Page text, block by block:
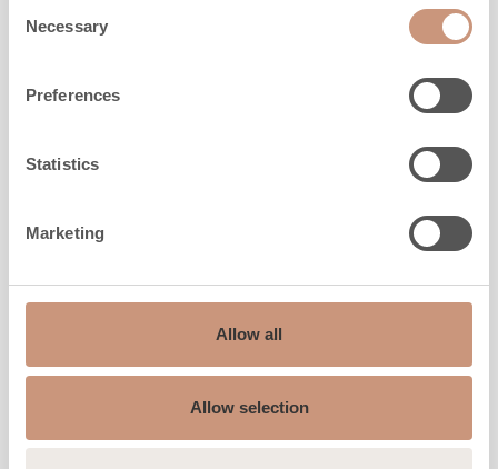
Selection
Necessary
Preferences
Statistics
Marketing
Allow all
Allow selection